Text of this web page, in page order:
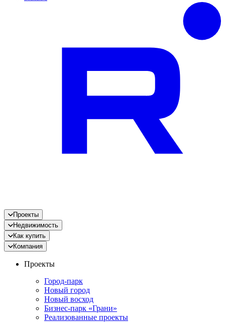
Проекты
Недвижимость
Как купить
Компания
Проекты
Город-парк
Новый город
Новый восход
Бизнес-парк «Грани»
Реализованные проекты